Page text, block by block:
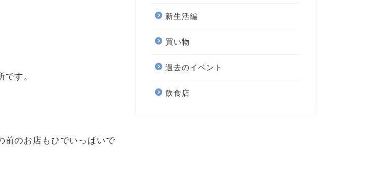
す。
前のお店もひでいっぱいで
新生活編
買い物
過去のイベント
飲食店